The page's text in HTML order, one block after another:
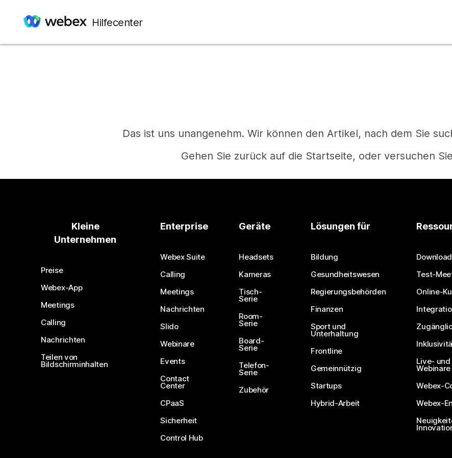
Hilfecenter
Das ist uns unangenehm. Wir können den Artikel, nach dem Sie
Gehen Sie zurück auf die Startseite, oder versuchen
Haben Sie eine Frage?
Eine Frage einreichen
Kleine
Unternehmen
Preise
Webex-App
Meetings
Calling
Nachrichten
Teilen von
Bildschirminhalten
Enterprise
Webex Suite
Calling
Meetings
Nachrichten
Slido
Webinare
Events
Contact
Center
CPaaS
Sicherheit
Control Hub
Geräte
Headsets
Kameras
Tisch-
Serie
Room-
Serie
Board-
Serie
Telefon-
Serie
Zubehör
Lösungen für
Bildung
Gesundheitswesen
Regierungsbehörden
Finanzen
Sport und
Unterhaltung
Frontline
Gemeinnützig
Startups
Hybrid-Arbeit
Test-
Online-
Live-
Webinare
Webex-
Webex-